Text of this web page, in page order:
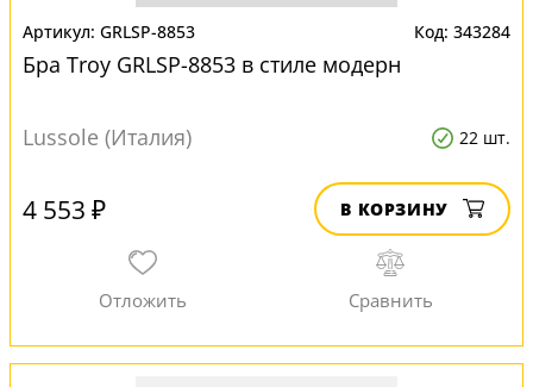
GRLSP-8853 343284
Бра Troy GRLSP-8853 в стиле модерн
Lussole (Италия) 22 шт.
4 553 ₽ В КОРЗИНУ